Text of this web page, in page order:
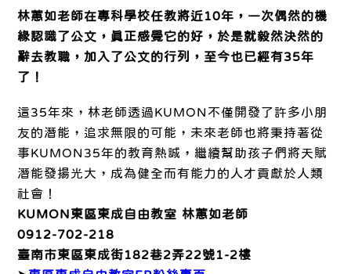
林蕙如老師在專科學校任教將近10年，一次偶然的機
緣認識了公文，真正感覺它的好，於是就毅然決然的
辭去教職，加入了公文的行列，至今也已經有35年
了！
這35年來，林老師透過KUMON不僅開發了許多小朋
友的潛能，追求無限的可能，未來老師也將秉持著從
事KUMON35年的教育熱誠，繼續幫助孩子們將天賦
潛能發揚光大，成為健全而有能力的人才貢獻於人類
社會！
KUMON東區東成自由教室 林蕙如老師
0912-702-218
臺南市東區東成街182巷2弄22號1-2樓